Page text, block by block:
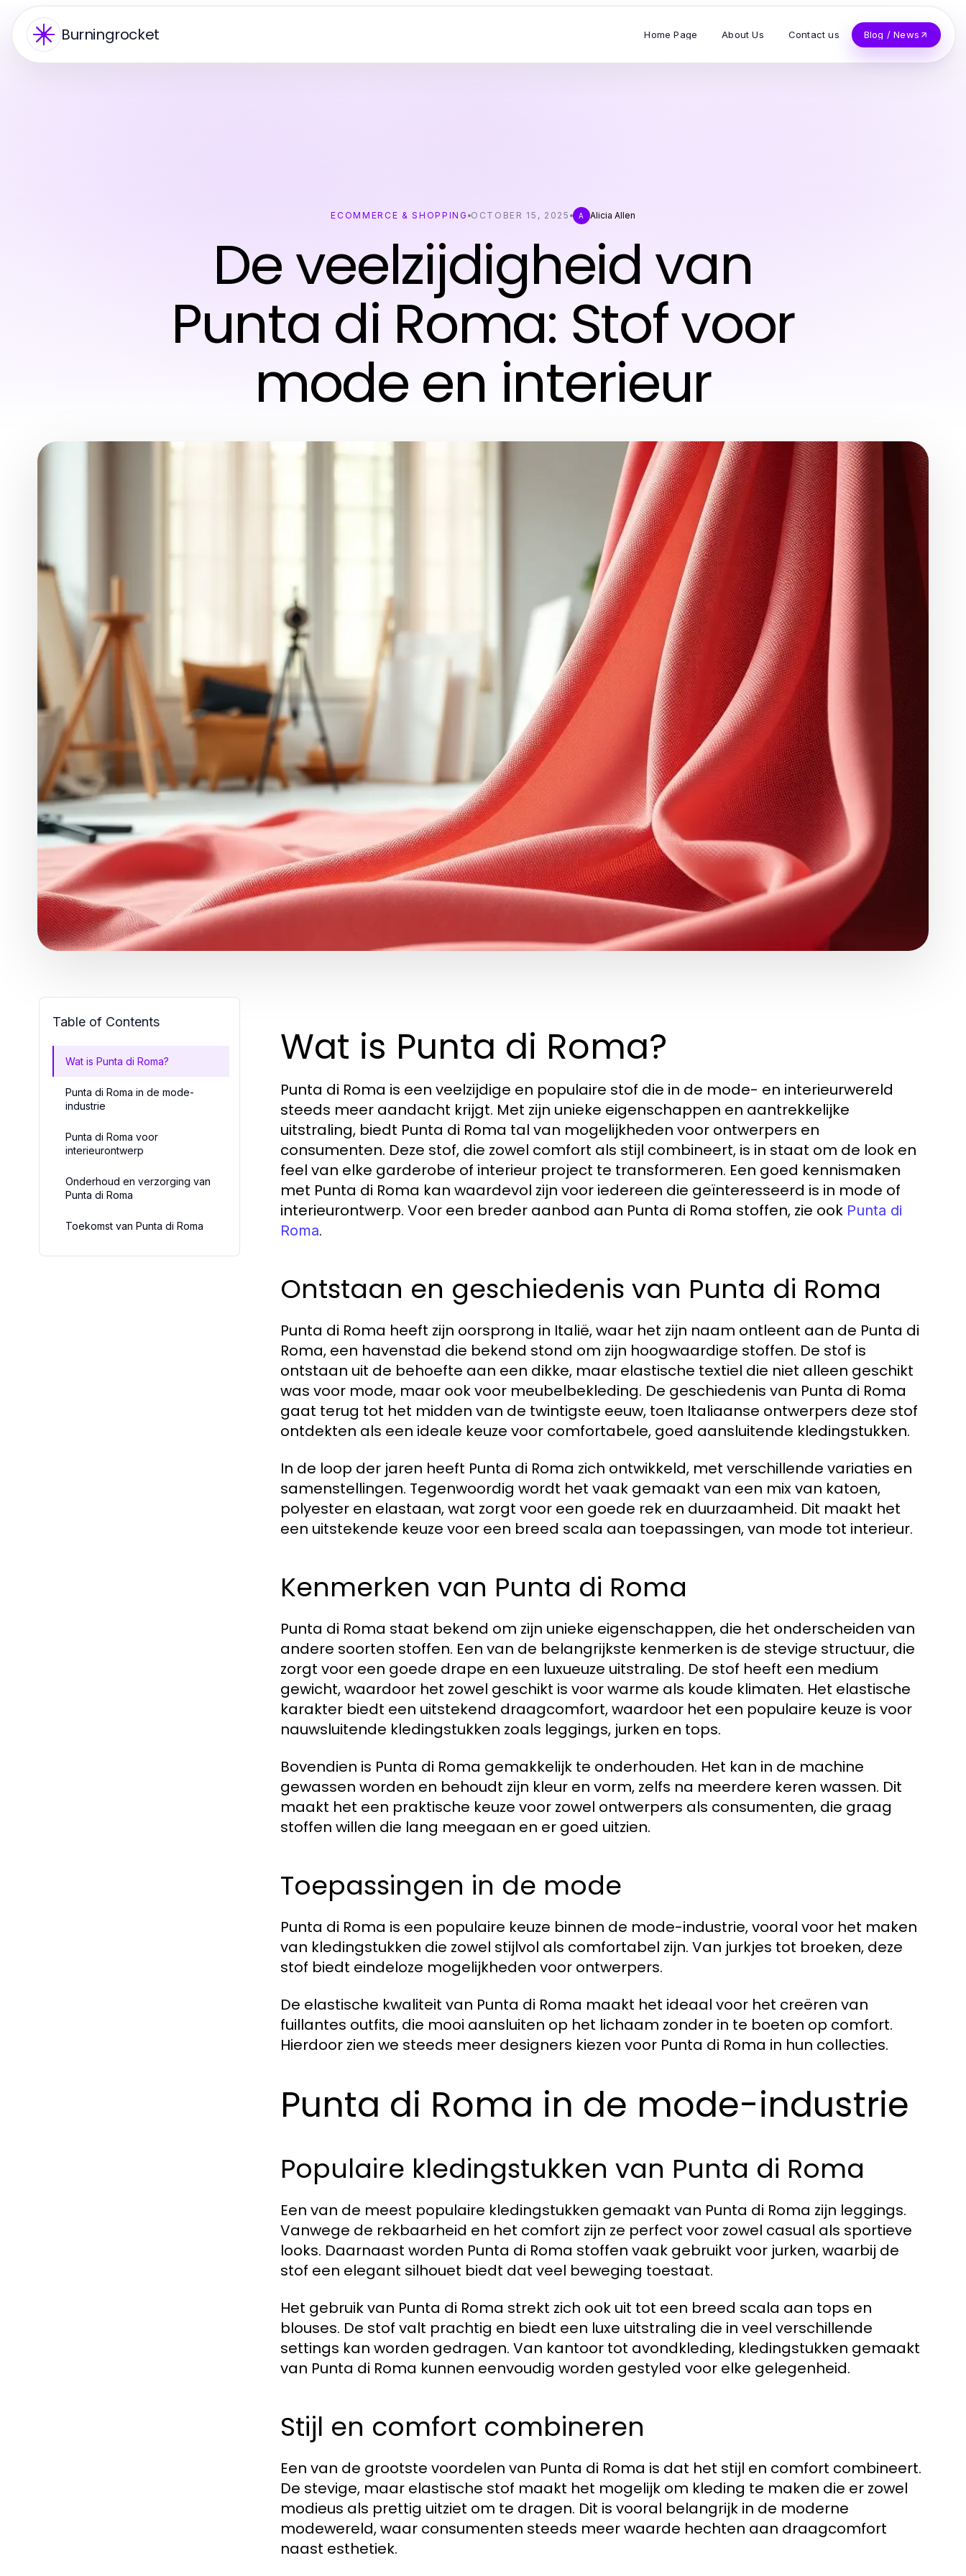
Burningrocket Home Page About Us Contact us Blog / News
ECOMMERCE & SHOPPING OCTOBER 15, 2025 A Alicia Allen
De veelzijdigheid van
Punta di Roma: Stof voor
mode en interieur
Table of Contents
Wat is Punta di Roma?
Punta di Roma in de mode-
industrie
Punta di Roma voor
interieurontwerp
Onderhoud en verzorging van
Punta di Roma
Toekomst van Punta di Roma
Wat is Punta di Roma?
Punta di Roma is een veelzijdige en populaire stof die in de mode- en interieurwereld
steeds meer aandacht krijgt. Met zijn unieke eigenschappen en aantrekkelijke
uitstraling, biedt Punta di Roma tal van mogelijkheden voor ontwerpers en
consumenten. Deze stof, die zowel comfort als stijl combineert, is in staat om de look en
feel van elke garderobe of interieur project te transformeren. Een goed kennismaken
met Punta di Roma kan waardevol zijn voor iedereen die geïnteresseerd is in mode of
interieurontwerp. Voor een breder aanbod aan Punta di Roma stoffen, zie ook Punta di
Roma.
Ontstaan en geschiedenis van Punta di Roma
Punta di Roma heeft zijn oorsprong in Italië, waar het zijn naam ontleent aan de Punta di
Roma, een havenstad die bekend stond om zijn hoogwaardige stoffen. De stof is
ontstaan uit de behoefte aan een dikke, maar elastische textiel die niet alleen geschikt
was voor mode, maar ook voor meubelbekleding. De geschiedenis van Punta di Roma
gaat terug tot het midden van de twintigste eeuw, toen Italiaanse ontwerpers deze stof
ontdekten als een ideale keuze voor comfortabele, goed aansluitende kledingstukken.
In de loop der jaren heeft Punta di Roma zich ontwikkeld, met verschillende variaties en
samenstellingen. Tegenwoordig wordt het vaak gemaakt van een mix van katoen,
polyester en elastaan, wat zorgt voor een goede rek en duurzaamheid. Dit maakt het
een uitstekende keuze voor een breed scala aan toepassingen, van mode tot interieur.
Kenmerken van Punta di Roma
Punta di Roma staat bekend om zijn unieke eigenschappen, die het onderscheiden van
andere soorten stoffen. Een van de belangrijkste kenmerken is de stevige structuur, die
zorgt voor een goede drape en een luxueuze uitstraling. De stof heeft een medium
gewicht, waardoor het zowel geschikt is voor warme als koude klimaten. Het elastische
karakter biedt een uitstekend draagcomfort, waardoor het een populaire keuze is voor
nauwsluitende kledingstukken zoals leggings, jurken en tops.
Bovendien is Punta di Roma gemakkelijk te onderhouden. Het kan in de machine
gewassen worden en behoudt zijn kleur en vorm, zelfs na meerdere keren wassen. Dit
maakt het een praktische keuze voor zowel ontwerpers als consumenten, die graag
stoffen willen die lang meegaan en er goed uitzien.
Toepassingen in de mode
Punta di Roma is een populaire keuze binnen de mode-industrie, vooral voor het maken
van kledingstukken die zowel stijlvol als comfortabel zijn. Van jurkjes tot broeken, deze
stof biedt eindeloze mogelijkheden voor ontwerpers.
De elastische kwaliteit van Punta di Roma maakt het ideaal voor het creëren van
fuillantes outfits, die mooi aansluiten op het lichaam zonder in te boeten op comfort.
Hierdoor zien we steeds meer designers kiezen voor Punta di Roma in hun collecties.
Punta di Roma in de mode-industrie
Populaire kledingstukken van Punta di Roma
Een van de meest populaire kledingstukken gemaakt van Punta di Roma zijn leggings.
Vanwege de rekbaarheid en het comfort zijn ze perfect voor zowel casual als sportieve
looks. Daarnaast worden Punta di Roma stoffen vaak gebruikt voor jurken, waarbij de
stof een elegant silhouet biedt dat veel beweging toestaat.
Het gebruik van Punta di Roma strekt zich ook uit tot een breed scala aan tops en
blouses. De stof valt prachtig en biedt een luxe uitstraling die in veel verschillende
settings kan worden gedragen. Van kantoor tot avondkleding, kledingstukken gemaakt
van Punta di Roma kunnen eenvoudig worden gestyled voor elke gelegenheid.
Stijl en comfort combineren
Een van de grootste voordelen van Punta di Roma is dat het stijl en comfort combineert.
De stevige, maar elastische stof maakt het mogelijk om kleding te maken die er zowel
modieus als prettig uitziet om te dragen. Dit is vooral belangrijk in de moderne
modewereld, waar consumenten steeds meer waarde hechten aan draagcomfort
naast esthetiek.